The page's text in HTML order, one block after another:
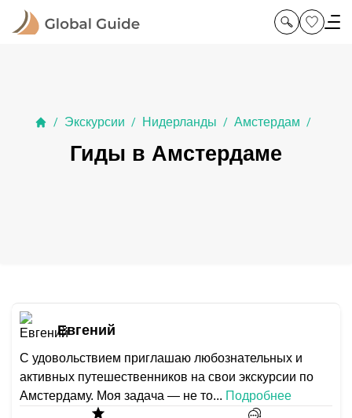
/ Экскурсии / Нидерланды / Амстердам /
Гиды в Амстердаме
Евгений
С удовольствием приглашаю любознательных и
активных путешественников на свои экскурсии по
Амстердаму. Моя задача — не то... Подробнее